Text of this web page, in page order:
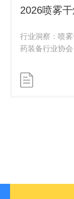
行业洞察：喷
药装备行业协
11.7%，其中制
的份额。该报